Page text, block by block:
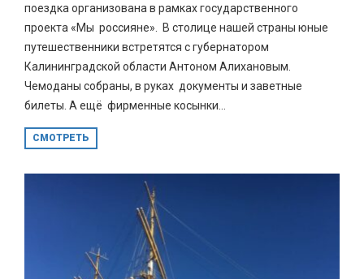
поездка организована в рамках государственного
проекта «Мы россияне». В столице нашей страны юные
путешественники встретятся с губернатором
Калининградской области Антоном Алихановым.
Чемоданы собраны, в руках документы и заветные
билеты. А ещё фирменные косынки...
СМОТРЕТЬ